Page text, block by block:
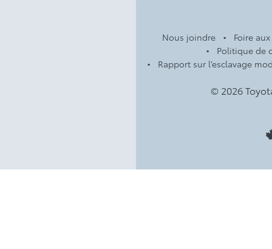
Nous joindre
Foire
Politique de
Rapport sur l’esclavage
© 2026